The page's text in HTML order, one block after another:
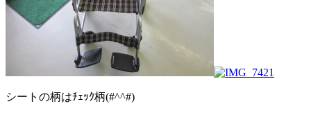
シートの柄はﾁｪｯｸ柄(#^^#)